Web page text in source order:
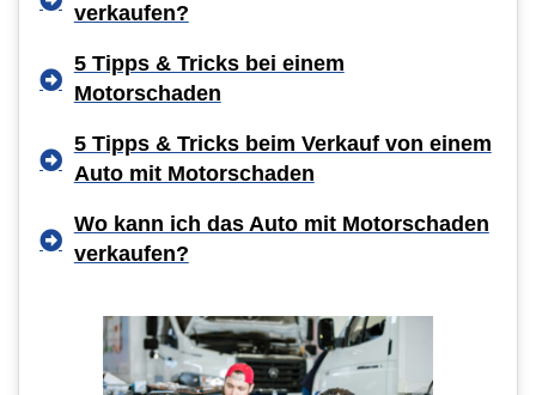
verkaufen?
5 Tipps & Tricks bei einem
Motorschaden
5 Tipps & Tricks beim Verkauf von einem
Auto mit Motorschaden
Wo kann ich das Auto mit Motorschaden
verkaufen?